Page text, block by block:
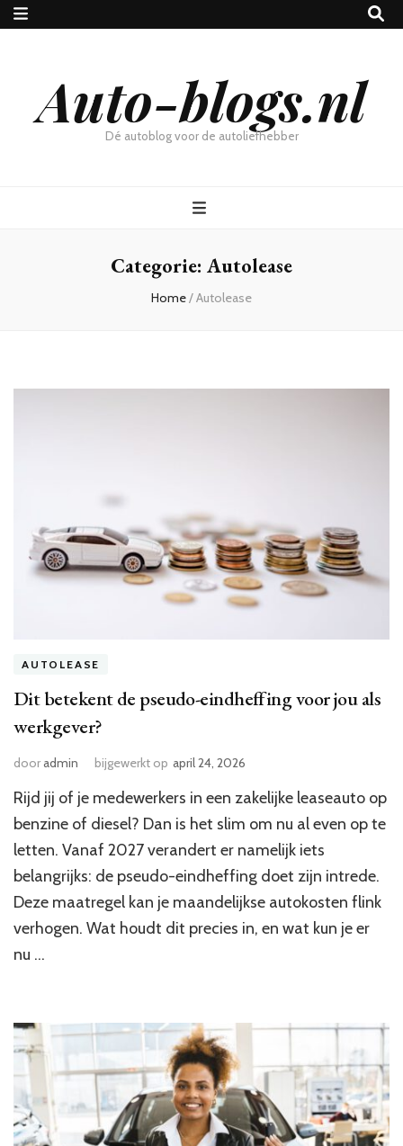
Auto-blogs.nl
Dé autoblog voor de autoliefhebber
Categorie: Autolease
Home/Autolease
AUTOLEASE
Dit betekent de pseudo-eindheffing voor jou als
werkgever?
dooradmin bijgewerkt op april 24, 2026
Rijd jij of je medewerkers in een zakelijke leaseauto op
benzine of diesel? Dan is het slim om nu al even op te
letten. Vanaf 2027 verandert er namelijk iets
belangrijks: de pseudo-eindheffing doet zijn intrede.
Deze maatregel kan je maandelijkse autokosten flink
verhogen. Wat houdt dit precies in, en wat kun je er
nu …